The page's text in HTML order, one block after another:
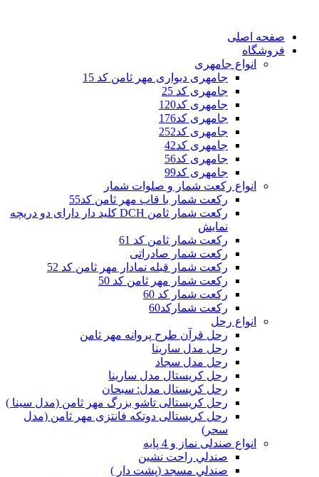
صفحه اصلی
فروشگاه
انواع جامهری
جامهری دیواری مهر ثامن کد 15
جامهری کد 25
جامهری کد120
جامهری کد176
جامهری کد252
جامهری کد42
جامهری کد56
جامهری کد99
انواع رکعت شمار و صلوات شمار
رکعت شمار با قاب مهر ثامن کد55
رکعت شمار ثامن DCH کلید دار دارای دو دریچه
نمایش
رکعت شمار ثامن کد 61
رکعت شمار صادراتی
رکعت شمار قبله نمادار مهر ثامن کد 52
رکعت شمار مهر ثامن کد 50
رکعت شمار کد 60
رکعت شمارکد60
انواع رحل
رحل قرآن طرح پروانه مهر ثامن
رحل مدل سارینا
رحل مدل سجاد
رحل کریستال مدل سارینا
رحل کریستال مدل: سبحان
رحل کریستالی تاشو بزرگ مهر ثامن (مدل سینا )
رحل کریستالی دوتکه فانتزی مهر ثامن (مدل
سحر)
انواع صندلی نماز و 4 پایه
صندلي راحت نشين
صندلي مسجد (پشت دار )